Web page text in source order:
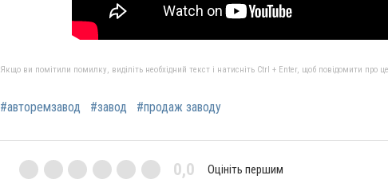
Якщо ви помітили помилку, виділіть необхідний текст і натисніть Ctrl + Enter, щоб повідомити про
#авторемзавод #завод #продаж заводу
0,0 Оцініть першим